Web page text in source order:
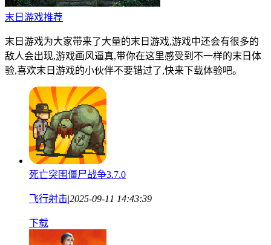
末日游戏推荐
末日游戏为大家带来了大量的末日游戏,游戏中还会有很多的
敌人会出现,游戏画风逼真,带你在这里感受到不一样的末日体
验,喜欢末日游戏的小伙伴不要错过了,快来下载体验吧。
死亡突围僵尸战争3.7.0
飞行射击|2025-09-11 14:43:39
下载